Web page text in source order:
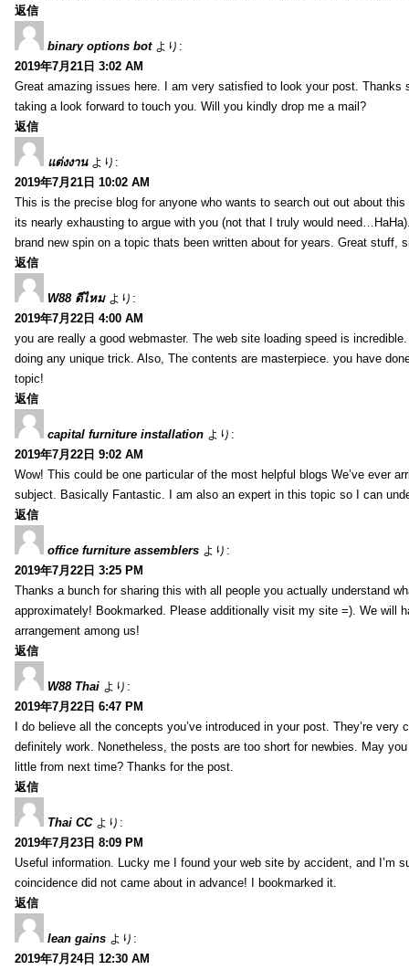
返信
binary options bot より:
2019年7月21日 3:02 AM
Great amazing issues here. I am very satisfied to look your post. Thanks
taking a look forward to touch you. Will you kindly drop me a mail?
返信
แต่งงาน より:
2019年7月21日 10:02 AM
This is the precise blog for anyone who wants to search out out about
its nearly exhausting to argue with you (not that I truly would
brand new spin on a topic thats been written about for years. Great stuff,
返信
W88 ดีไหม より:
2019年7月22日 4:00 AM
you are really a good webmaster. The web site loading speed is
doing any unique trick. Also, The contents are masterpiece. you have
topic!
返信
capital furniture installation より:
2019年7月22日 9:02 AM
Wow! This could be one particular of the most helpful blogs We’ve ever
subject. Basically Fantastic. I am also an expert in this topic so I can
返信
office furniture assemblers より:
2019年7月22日 3:25 PM
Thanks a bunch for sharing this with all people you actually understand
approximately! Bookmarked. Please additionally visit my site =). We will
arrangement among us!
返信
W88 Thai より:
2019年7月22日 6:47 PM
I do believe all the concepts you’ve introduced in your post. They’re very
definitely work. Nonetheless, the posts are too short for newbies. May
little from next time? Thanks for the post.
返信
Thai CC より:
2019年7月23日 8:09 PM
Useful information. Lucky me I found your web site by accident, and I’m
coincidence did not came about in advance! I bookmarked it.
返信
lean gains より:
2019年7月24日 12:30 AM